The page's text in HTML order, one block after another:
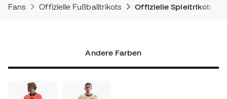
Fans Offizielle Fußballtrikots Offizielle Spieltrikots
Andere Farben